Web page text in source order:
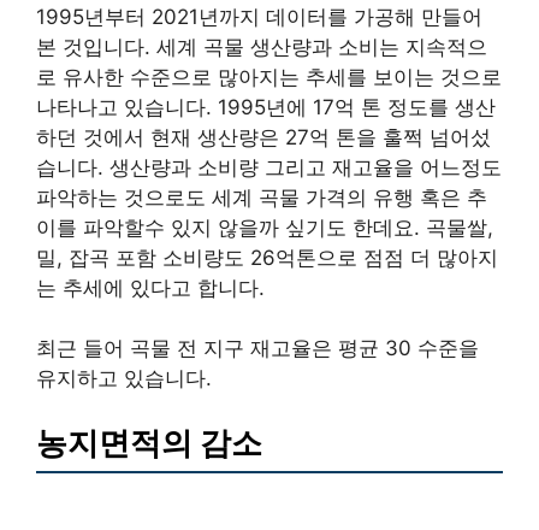
1995년부터 2021년까지 데이터를 가공해 만들어
본 것입니다. 세계 곡물 생산량과 소비는 지속적으
로 유사한 수준으로 많아지는 추세를 보이는 것으로
나타나고 있습니다. 1995년에 17억 톤 정도를 생산
하던 것에서 현재 생산량은 27억 톤을 훌쩍 넘어섰
습니다. 생산량과 소비량 그리고 재고율을 어느정도
파악하는 것으로도 세계 곡물 가격의 유행 혹은 추
이를 파악할수 있지 않을까 싶기도 한데요. 곡물쌀,
밀, 잡곡 포함 소비량도 26억톤으로 점점 더 많아지
는 추세에 있다고 합니다.
최근 들어 곡물 전 지구 재고율은 평균 30 수준을
유지하고 있습니다.
농지면적의 감소